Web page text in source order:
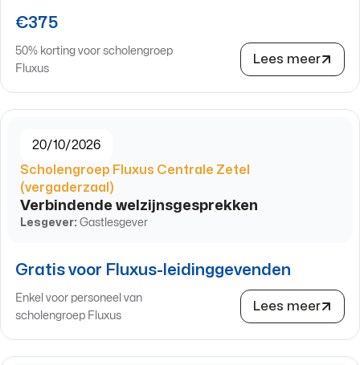
€375
50% korting voor scholengroep
Fluxus
Lees meer
20/10/2026
Scholengroep Fluxus Centrale Zetel
(vergaderzaal)
Verbindende welzijnsgesprekken
Lesgever: Gastlesgever
Gratis voor Fluxus-leidinggevenden
Enkel voor personeel van
scholengroep Fluxus
Lees meer